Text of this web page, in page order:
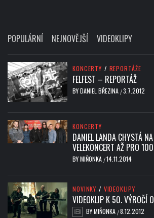
POPULÁRNÍ NEJNOVĚJŠÍ VIDEOKLIPY
KONCERTY / REPORTÁŽE
FELFEST – REPORTÁŽ
BYDANIEL BŘEZINA /3.7.2012
KONCERTY
DANIEL LANDA CHYSTÁ
VELEKONCERT AŽ PRO
BYMIŇONKA /14.11.2014
NOVINKY / VIDEOKLIPY
VIDEOKLIP K 50. VÝROČÍ
BYMIŇONKA /8.12.2012